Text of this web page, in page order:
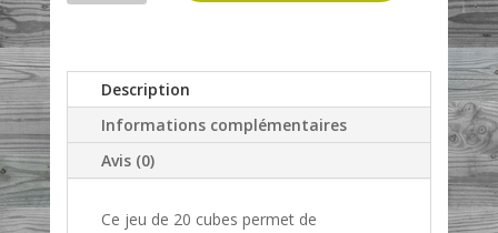
Diggledey
Description
Informations complémentaires
Avis (0)
Ce jeu de 20 cubes permet de